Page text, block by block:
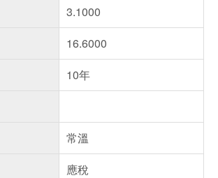
3.1000
16.6000
10年
常溫
應稅